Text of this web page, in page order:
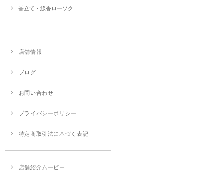
香立て・線香ローソク
店舗情報
ブログ
お問い合わせ
プライバシーポリシー
特定商取引法に基づく表記
店舗紹介ムービー